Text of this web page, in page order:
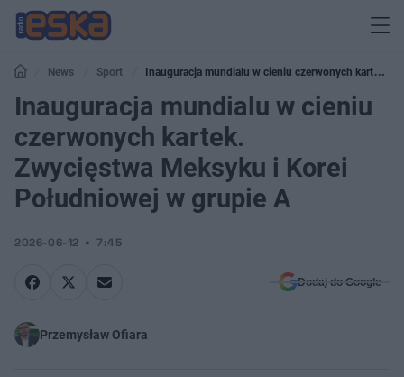
News Sport
Inauguracja mundialu w cieniu czerwonych kartek.
Zwycięstwa Meksyku i Korei Południowej w grupie A
Inauguracja mundialu w cieniu
czerwonych kartek.
Zwycięstwa Meksyku i Korei
Południowej w grupie A
2026-06-12 7:45
Dodaj do Google
Przemysław Ofiara